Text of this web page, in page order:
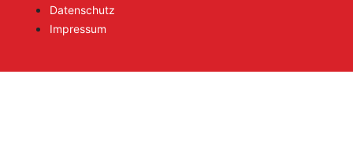
Datenschutz
Impressum